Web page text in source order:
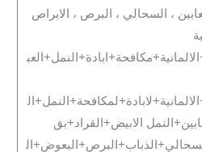
، السحالي ، البرص ، الابراص
الابيض+القراد+بق